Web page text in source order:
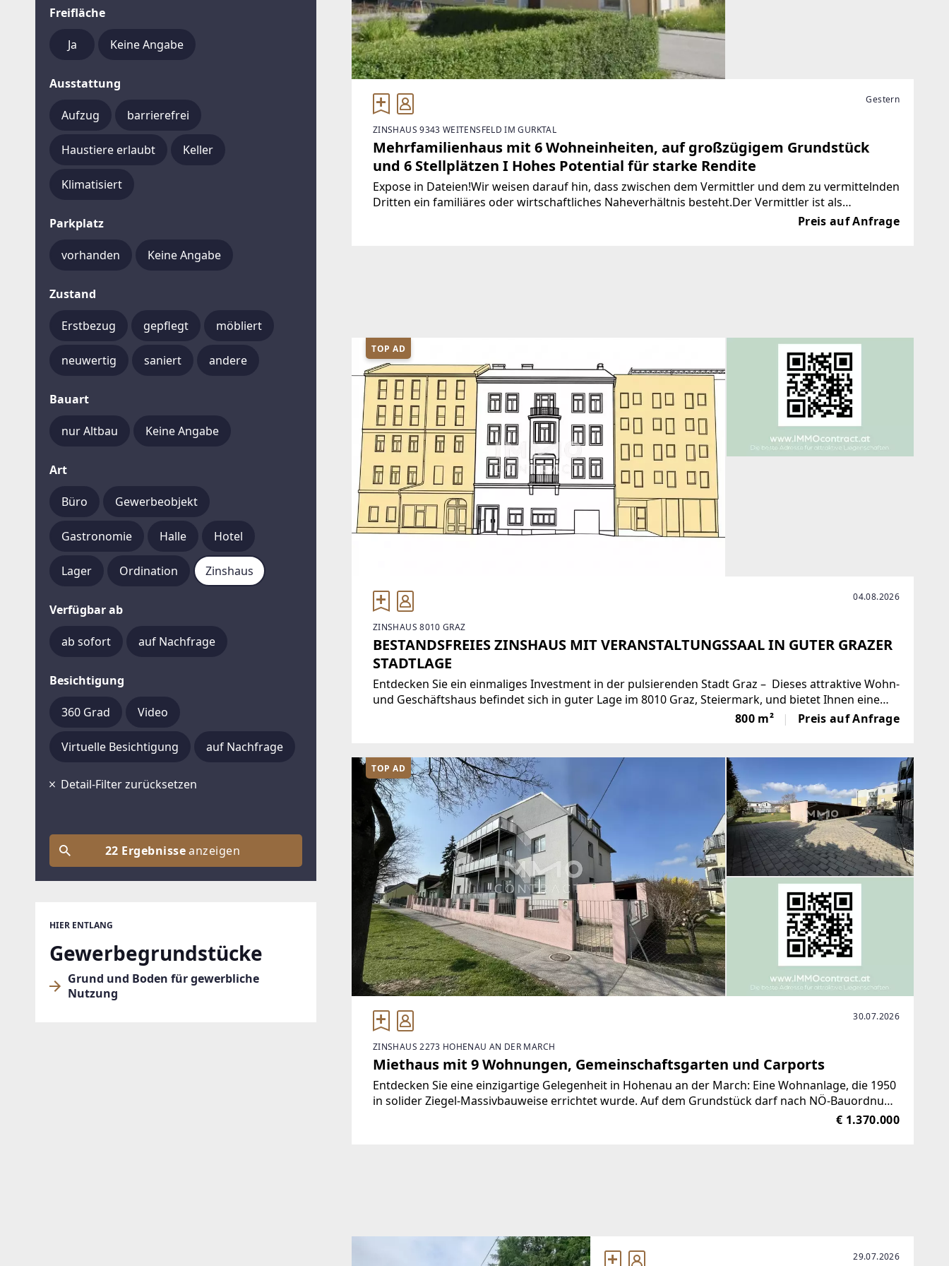
Freifläche
Ja Keine Angabe
Ausstattung
Aufzug barrierefrei
Haustiere erlaubt Keller
Klimatisiert
Parkplatz
vorhanden Keine Angabe
Zustand
Erstbezug gepflegt möbliert
neuwertig saniert andere
Bauart
nur Altbau Keine Angabe
Art
Büro Gewerbeobjekt
Gastronomie Halle Hotel
Lager Ordination Zinshaus
Verfügbar ab
ab sofort auf Nachfrage
Besichtigung
360 Grad Video
Virtuelle Besichtigung auf Nachfrage
Detail-Filter zurücksetzen
22 Ergebnisseanzeigen
HIER ENTLANG
Gewerbegrundstücke
Grund und Boden für gewerbliche
Nutzung
Gestern
ZINSHAUS 9343 WEITENSFELD IM GURKTAL
Mehrfamilienhaus mit 6 Wohneinheiten, auf großzügigem Grundstück
und 6 Stellplätzen I Hohes Potential für starke Rendite
Expose in Dateien!Wir weisen darauf hin, dass zwischen dem Vermittler und dem zu vermittelnden
Dritten ein familiäres oder wirtschaftliches Naheverhältnis besteht.Der Vermittler ist als
Preis auf Anfrage
TOP AD
04.08.2026
ZINSHAUS 8010 GRAZ
BESTANDSFREIES ZINSHAUS MIT VERANSTALTUNGSSAAL IN GUTER GRAZER
STADTLAGE
Entdecken Sie ein einmaliges Investment in der pulsierenden Stadt Graz – Dieses attraktive Wohn-
und Geschäftshaus befindet sich in guter Lage im 8010 Graz, Steiermark, und bietet Ihnen eine
800 m² Preis auf Anfrage
TOP AD
30.07.2026
ZINSHAUS 2273 HOHENAU AN DER MARCH
Miethaus mit 9 Wohnungen, Gemeinschaftsgarten und Carports
Entdecken Sie eine einzigartige Gelegenheit in Hohenau an der March: Eine Wohnanlage, die 1950
in solider Ziegel-Massivbauweise errichtet wurde. Auf dem Grundstück darf nach NÖ-Bauordnung
€ 1.370.000
29.07.2026